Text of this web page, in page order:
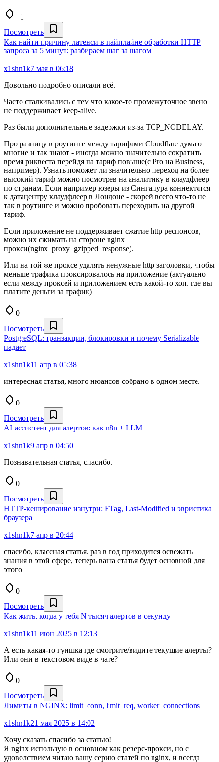
+1
Посмотреть
Как найти причину латенси в пайплайне обработки HTTP
запроса за 5 минут: разбираем шаг за шагом
x1shn1k7 мая в 06:18
Довольно подробно описали всё.
Часто сталкивались с тем что какое-то промежуточное звено
не поддерживает keep-alive.
Раз были дополнительные задержки из-за TCP_NODELAY.
Про разницу в роутинге между тарифами Cloudflare думаю
многие и так знают - иногда можно значительно сократить
время риквеста перейдя на тариф повыше(с Pro на Business,
например). Узнать поможет ли значительно переход на более
высокий тариф можно посмотрев на аналитику в клаудфлеер
по странам. Если например юзеры из Сингапура коннектятся
к датацентру клаудфлеер в Лондоне - скорей всего что-то не
так в роутинге и можно пробовать переходить на другой
тариф.
Если приложение не поддерживает сжатие http респонсов,
можно их сжимать на стороне nginx
прокси(nginx_proxy_gzipped_response).
Или на той же проксе удалять ненужные http заголовки, чтобы
меньше трафика проксировалось на приложение (актуально
если между проксей и приложением есть какой-то хоп, где вы
платите деньги за трафик)
0
Посмотреть
PostgreSQL: транзакции, блокировки и почему Serializable
падает
x1shn1k11 апр в 05:38
интересная статья, много нюансов собрано в одном месте.
0
Посмотреть
AI-ассистент для алертов: как n8n + LLM
x1shn1k9 апр в 04:50
Познавательная статья, спасибо.
0
Посмотреть
HTTP-кеширование изнутри: ETag, Last-Modified и эвристика
браузера
x1shn1k7 апр в 20:44
спасибо, классная статья. раз в год приходится освежать
знания в этой сфере, теперь ваша статья будет основной для
этого
0
Посмотреть
Как жить, когда у тебя N тысяч алертов в секунду
x1shn1k11 июн 2025 в 12:13
А есть какая-то гуишка где смотрите/видите текущие алерты?
Или они в текстовом виде в чате?
0
Посмотреть
Лимиты в NGINX: limit_conn, limit_req, worker_connections
x1shn1k21 мая 2025 в 14:02
Хочу сказать спасибо за статью!
Я nginx использую в основном как реверс-прокси, но с
удоволствием читаю вашу серию статей по nginx, и всегда